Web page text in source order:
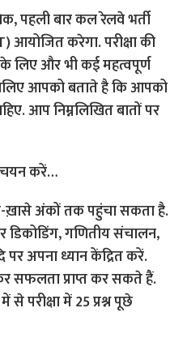
पहली बार कल रेलवे भर्ती
आयोजित करेगा. परीक्षा की
लिए और भी कई महत्वपूर्ण
आपको बताते है कि आपको
आप निम्नलिखित बातों पर
चयन करें…
ख़ासे अंकों तक पहुंचा सकता है.
गणितीय संचालन,
अपना ध्यान केंद्रित करें.
सफलता प्राप्त कर सकते हैं.
परीक्षा में 25 प्रश्न पूछे